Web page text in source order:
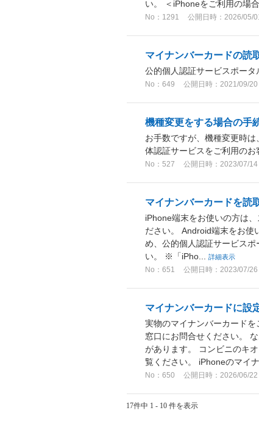
い。 ＜iPhoneをご利用の場
No：1291 公開日時：2026/05/
マイナンバーカードの読
公的個人認証サービスポータ
No：649 公開日時：2021/09/20
機種変更をする場合の手
お手数ですが、機種変更時
体認証サービスをご利用の
No：527 公開日時：2023/07/14
マイナンバーカードを読
iPhone端末をお使いの方は
ださい。 Android端末をお使
め、公的個人認証サービス
い。 ※「iPho...
詳細表示
No：651 公開日時：2023/07/26
マイナンバーカードに設
実物のマイナンバーカード
窓口にお問合せください。
があります。 コンビニのキ
覧ください。 iPhoneのマイ
No：650 公開日時：2026/06/22
17件中 1 - 10 件を表示